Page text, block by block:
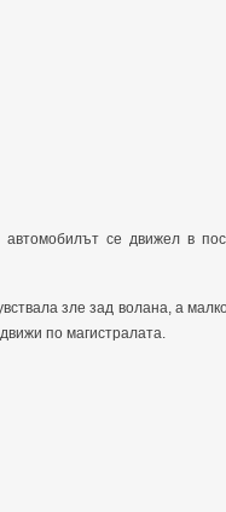
автомобилът се движел в
зле зад волана, а
по магистралата.